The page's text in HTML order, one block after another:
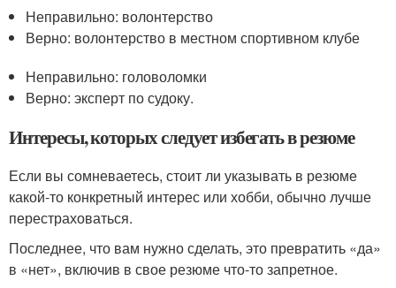
Неправильно: волонтерство
Верно: волонтерство в местном спортивном клубе
Неправильно: головоломки
Верно: эксперт по судоку.
Интересы, которых следует избегать в резюме
Если вы сомневаетесь, стоит ли указывать в резюме
какой-то конкретный интерес или хобби, обычно лучше
перестраховаться.
Последнее, что вам нужно сделать, это превратить «да»
в «нет», включив в свое резюме что-то запретное.